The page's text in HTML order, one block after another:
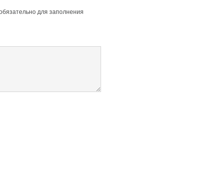
для заполнения